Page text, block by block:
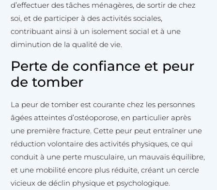
d’effectuer des tâches ménagères, de sortir de chez
soi, et de participer à des activités sociales,
contribuant ainsi à un isolement social et à une
diminution de la qualité de vie.
Perte de confiance et peur
de tomber
La peur de tomber est courante chez les personnes
âgées atteintes d’ostéoporose, en particulier après
une première fracture. Cette peur peut entraîner une
réduction volontaire des activités physiques, ce qui
conduit à une perte musculaire, un mauvais équilibre,
et une mobilité encore plus réduite, créant un cercle
vicieux de déclin physique et psychologique.